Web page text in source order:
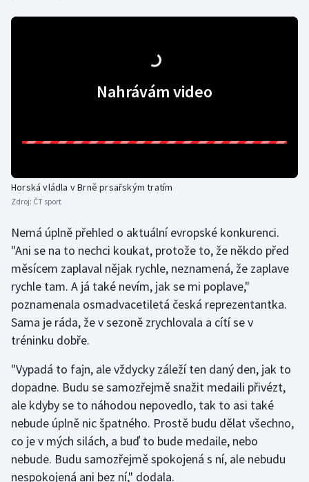
Ragby
Rychlostní kanoistika
Stolní tenis
Veslování
Vodní slalom
Volejbal
Ostatní
Nahrávám video
Horská vládla v Brně prsařským tratím
Zdroj: ČT sport
Nemá úplně přehled o aktuální evropské konkurenci.
"Ani se na to nechci koukat, protože to, že někdo před
měsícem zaplaval nějak rychle, neznamená, že zaplave
rychle tam. A já také nevím, jak se mi poplave,"
poznamenala osmadvacetiletá česká reprezentantka.
Sama je ráda, že v sezoně zrychlovala a cítí se v
tréninku dobře.
"Vypadá to fajn, ale vždycky záleží ten daný den, jak to
dopadne. Budu se samozřejmě snažit medaili přivézt,
ale kdyby se to náhodou nepovedlo, tak to asi také
nebude úplně nic špatného. Prostě budu dělat všechno,
co je v mých silách, a buď to bude medaile, nebo
nebude. Budu samozřejmě spokojená s ní, ale nebudu
nespokojená ani bez ní," dodala.